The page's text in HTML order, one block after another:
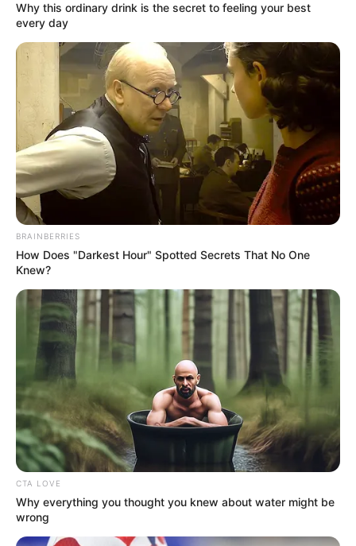
Why this ordinary drink is the secret to feeling your best
every day
BRAINBERRIES
How Does "Darkest Hour" Spotted Secrets That No One
Knew?
CTA LOVE
Why everything you thought you knew about water might be
wrong